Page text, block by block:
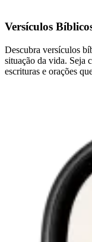
Versículos
Descubra versículos
situação da vida. Seja
escrituras e orações